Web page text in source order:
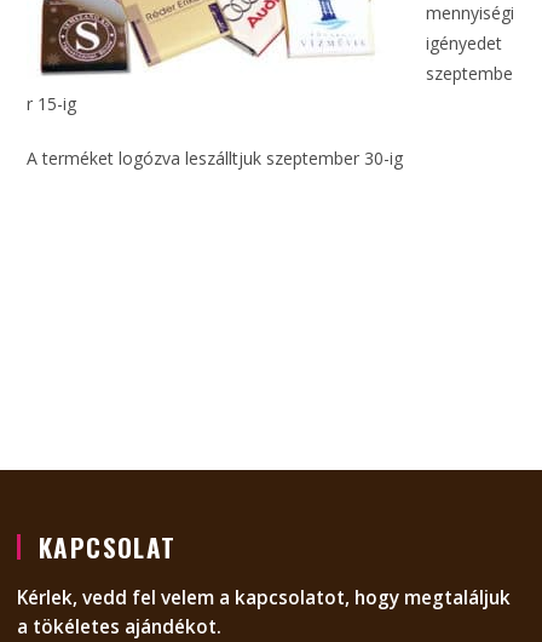
mennyiségi
igényedet
szeptembe
r 15-ig
A terméket logózva leszálltjuk szeptember 30-ig
KAPCSOLAT
Kérlek, vedd fel velem a kapcsolatot, hogy megtaláljuk
a tökéletes ajándékot.